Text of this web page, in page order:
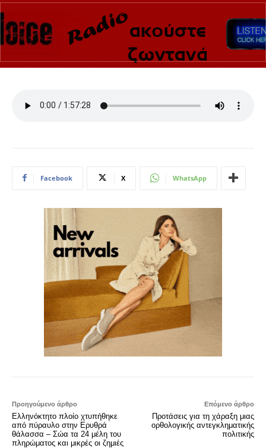
Facebook X WhatsApp
Προηγούμενο άρθρο
Ελληνόκτητο πλοίο χτυπήθηκε
από πύραυλο στην Ερυθρά
θάλασσα – Σώα τα 24 μέλη του
πληρώματος και μικρές οι ζημιές
Επόμενο άρθρο
Προτάσεις για τη χάραξη μιας
ορθολογικής αντεγκληματικής
πολιτικής